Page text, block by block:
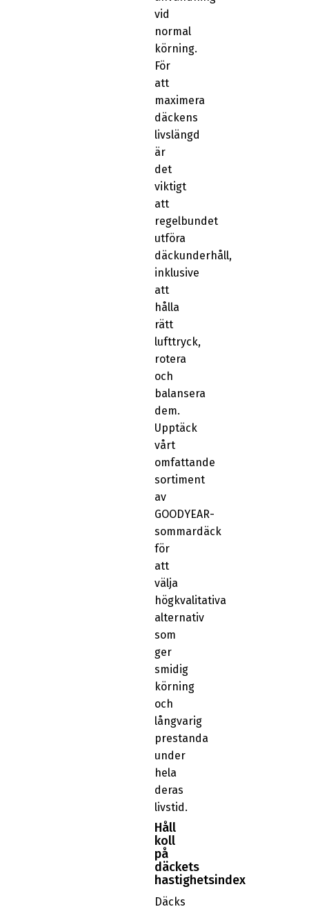
vid
normal
körning.
För
att
maximera
däckens
livslängd
är
det
viktigt
att
regelbundet
utföra
däckunderhåll,
inklusive
att
hålla
rätt
lufttryck,
rotera
och
balansera
dem.
Upptäck
vårt
omfattande
sortiment
av
GOODYEAR-
sommardäck
för
att
välja
högkvalitativa
alternativ
som
ger
smidig
körning
och
långvarig
prestanda
under
hela
deras
livstid.
Håll
koll
på
däckets
hastighetsindex
Däcks